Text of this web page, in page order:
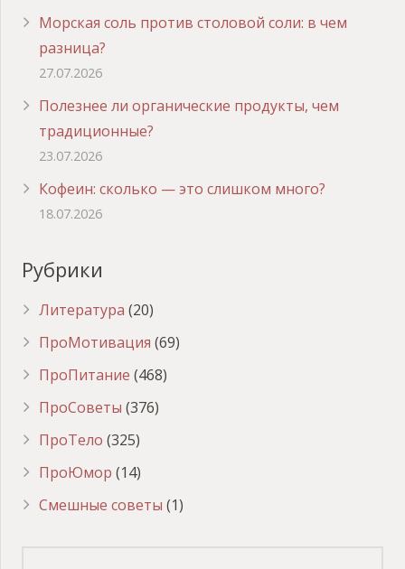
Морская соль против столовой соли: в чем
разница?
27.07.2026
Полезнее ли органические продукты, чем
традиционные?
23.07.2026
Кофеин: сколько — это слишком много?
18.07.2026
Рубрики
Литература (20)
ПроМотивация (69)
ПроПитание (468)
ПроСоветы (376)
ПроТело (325)
ПроЮмор (14)
Смешные советы (1)